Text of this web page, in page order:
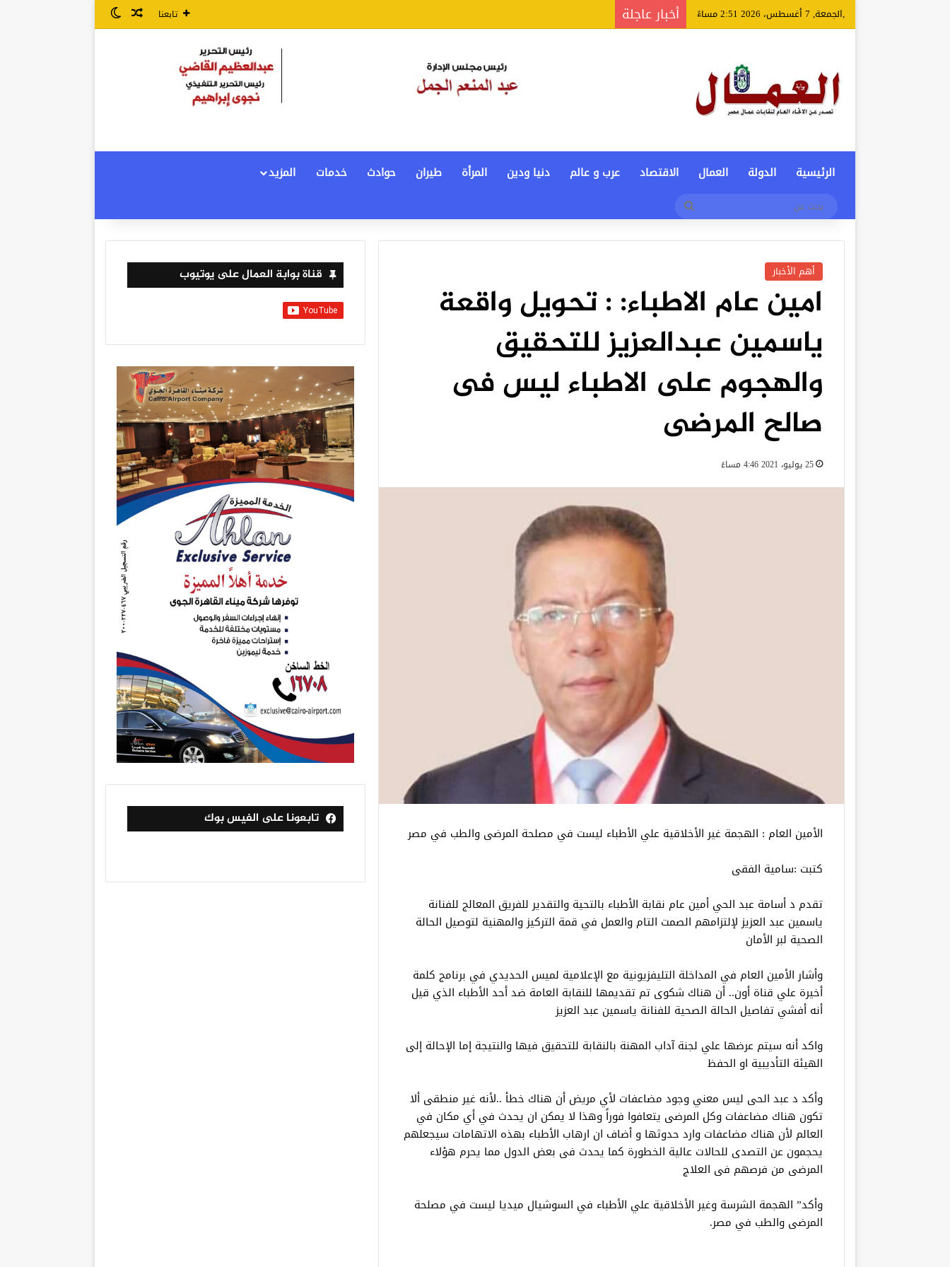
,الجمعة, 7 أغسطس، 2026 2:51 مساءً أخبار عاجلة تابعنا مقال عشوائي
الوضع المظلم
الرئيسية الدولة العمال الاقتصاد عرب و عالم دنيا ودين المرأة طيران حوادث خدمات
المزيد
أهم الأخبار
امين عام الاطباء: : تحويل واقعة
ياسمين عبدالعزيز للتحقيق
والهجوم على الاطباء ليس فى
صالح المرضى
25 يوليو، 2021 4:46 مساءً
الأمين العام : الهجمة غير الأخلاقية علي الأطباء ليست في مصلحة المرضى والطب في مصر
كتبت :سامية الفقى
تقدم د أسامة عبد الحي أمين عام نقابة الأطباء بالتحية والتقدير للفريق المعالج للفنانة
ياسمين عبد العزيز لإلتزامهم الصمت التام والعمل في قمة التركيز والمهنية لتوصيل الحالة
الصحية لبر الأمان
وأشار الأمين العام في المداخلة التليفزيونية مع الإعلامية لميس الحديدي في برنامج كلمة
أخيرة علي قناة أون.. أن هناك شكوى تم تقديمها للنقابة العامة ضد أحد الأطباء الذي قيل
أنه أفشي تفاصيل الحالة الصحية للفنانة ياسمين عبد العزيز
واكد أنه سيتم عرضها علي لجنة آداب المهنة بالنقابة للتحقيق فيها والنتيجة إما الإحالة إلى
الهيئة التأديبية او الحفظ
وأكد د عبد الحى ليس معني وجود مضاعفات لأي مريض أن هناك خطأ ..لأنه غير منطقى ألا
تكون هناك مضاعفات وكل المرضى يتعافوا فوراً وهذا لا يمكن ان يحدث في أي مكان في
العالم لأن هناك مضاعفات وارد حدوثها و أضاف ان ارهاب الأطباء بهذه الاتهامات سيجعلهم
يحجمون عن التصدى للحالات عالية الخطورة كما يحدث فى بعض الدول مما يحرم هؤلاء
المرضى من فرصهم فى العلاج
وأكد” الهجمة الشرسة وغير الأخلاقية علي الأطباء في السوشيال ميديا ليست في مصلحة
المرضى والطب في مصر.
قناة بوابة العمال على يوتيوب
تابعونا على الفيس بوك